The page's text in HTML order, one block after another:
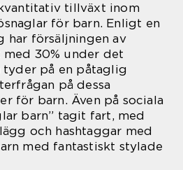
tillväxt inom
för barn. Enligt en
har försäljningen av
30% under det
tyder på en påtaglig
på dessa
för barn. Även på sociala
barn” tagit fart, med
och hashtaggar med
med fantastiskt stylade